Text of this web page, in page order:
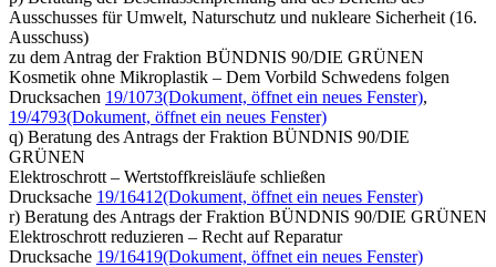
Ausschusses für Umwelt, Naturschutz und nukleare Sicherheit (16.
Ausschuss)
zu dem Antrag der Fraktion BÜNDNIS 90/DIE GRÜNEN
Kosmetik ohne Mikroplastik – Dem Vorbild Schwedens folgen
Drucksachen 19/1073(Dokument, öffnet ein neues Fenster),
19/4793(Dokument, öffnet ein neues Fenster)
q) Beratung des Antrags der Fraktion BÜNDNIS 90/DIE
GRÜNEN
Elektroschrott – Wertstoffkreisläufe schließen
Drucksache 19/16412(Dokument, öffnet ein neues Fenster)
r) Beratung des Antrags der Fraktion BÜNDNIS 90/DIE GRÜNEN
Elektroschrott reduzieren – Recht auf Reparatur
Drucksache 19/16419(Dokument, öffnet ein neues Fenster)